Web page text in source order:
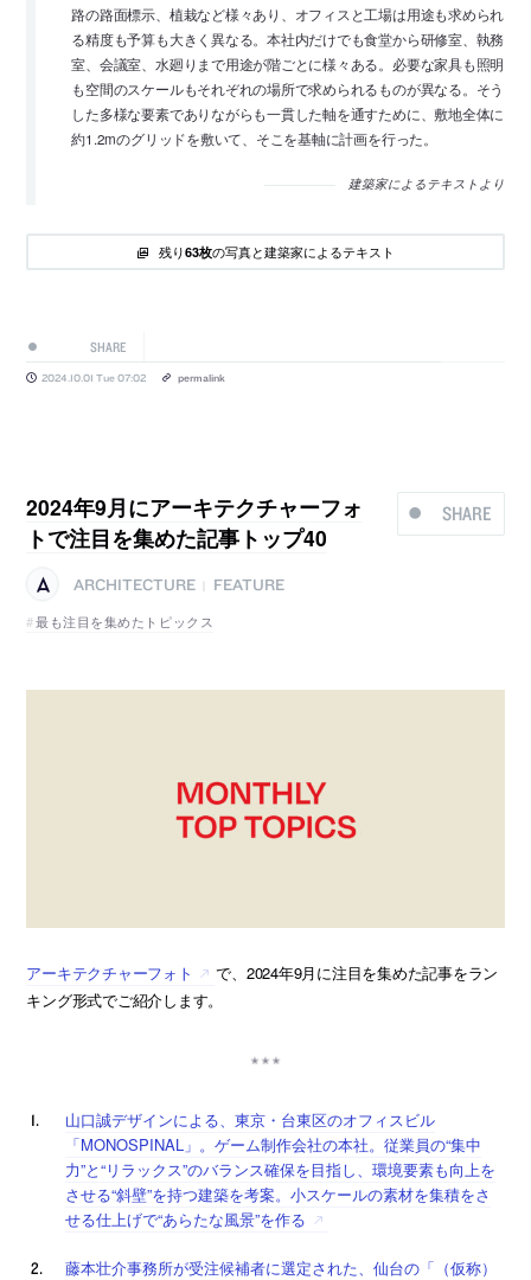
路の路面標示、植栽など様々あり、オフィスと工場は用途も求められ
る精度も予算も大きく異なる。本社内だけでも食堂から研修室、執務
室、会議室、水廻りまで用途が階ごとに様々ある。必要な家具も照明
も空間のスケールもそれぞれの場所で求められるものが異なる。そう
した多様な要素でありながらも一貫した軸を通すために、敷地全体に
約1.2mのグリッドを敷いて、そこを基軸に計画を行った。
建築家によるテキストより
残り63枚の写真と建築家によるテキスト
SHARE
2024.10.01 Tue 07:02 permalink
SHARE
2024年9月にアーキテクチャーフォ
トで注目を集めた記事トップ40
ARCHITECTURE
FEATURE
最も注目を集めたトピックス
アーキテクチャーフォト
で、2024年9月に注目を集めた記事をラン
キング形式でご紹介します。
山口誠デザインによる、東京・台東区のオフィスビル
「MONOSPINAL」。ゲーム制作会社の本社。従業員の“集中
力”と“リラックス”のバランス確保を目指し、環境要素も向上を
させる“斜壁”を持つ建築を考案。小スケールの素材を集積をさ
せる仕上げで“あらたな風景”を作る
藤本壮介事務所が受注候補者に選定された、仙台の「（仮称）